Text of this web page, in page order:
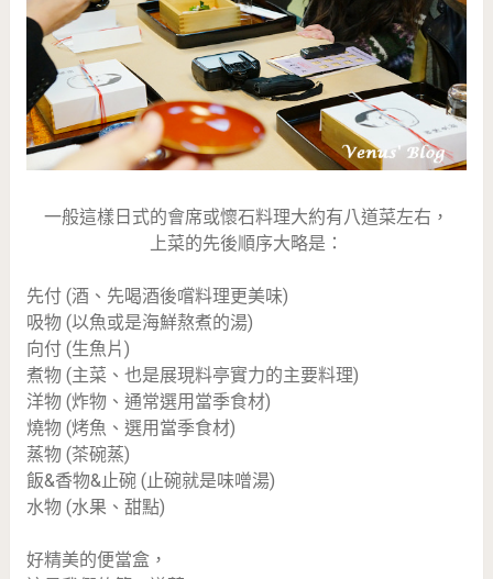
一般這樣日式的會席或懷石料理大約有八道菜左右，
上菜的先後順序大略是：
先付 (酒、先喝酒後嚐料理更美味)
吸物 (以魚或是海鮮熬煮的湯)
向付 (生魚片)
煮物 (主菜、也是展現料亭實力的主要料理)
洋物 (炸物、通常選用當季食材)
燒物 (烤魚、選用當季食材)
蒸物 (茶碗蒸)
飯&香物&止碗 (止碗就是味噌湯)
水物 (水果、甜點)
好精美的便當盒，